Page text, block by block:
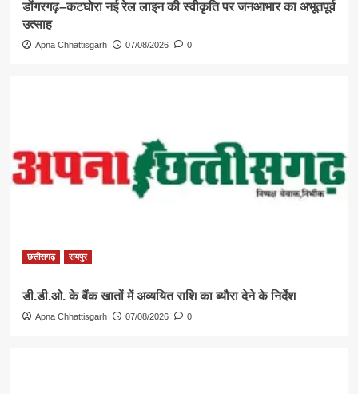
डोंगरगढ़–कटघोरा नई रेल लाइन की स्वीकृति पर जनआभार का अभूतपूर्व
उत्साह
Apna Chhattisgarh 07/08/2026 0
छत्तीसगढ़ रायपुर
डी.डी.ओ. के बैंक खातों में अव्ययित राशि का ब्यौरा देने के निर्देश
Apna Chhattisgarh 07/08/2026 0